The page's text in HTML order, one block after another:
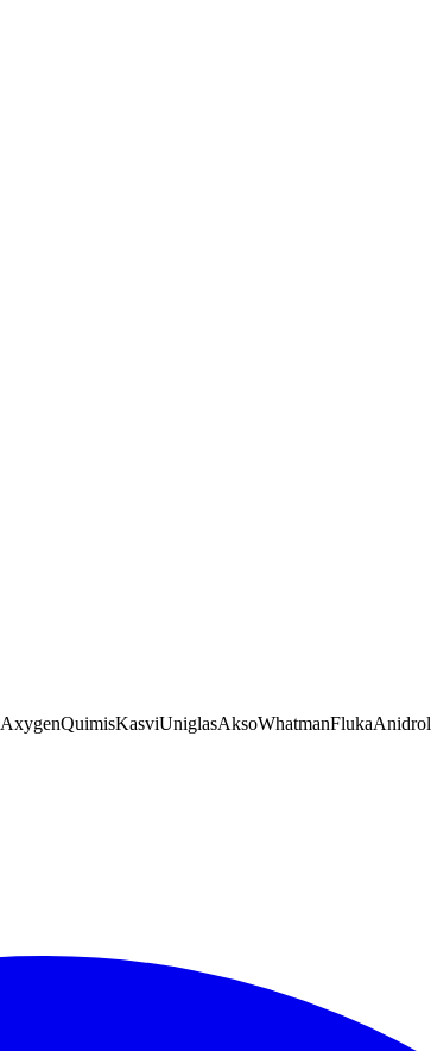
AxygenQuimisKasviUniglasAksoWhatmanFlukaAnidrol